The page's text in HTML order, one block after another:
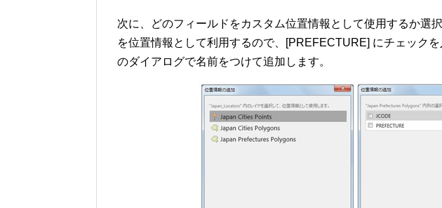
次に、どのフィールドをカスタム位置情報として使用するか選
を位置情報として利用するので、[PREFECTURE] にチェック
のダイアログで名前をつけて追加します。